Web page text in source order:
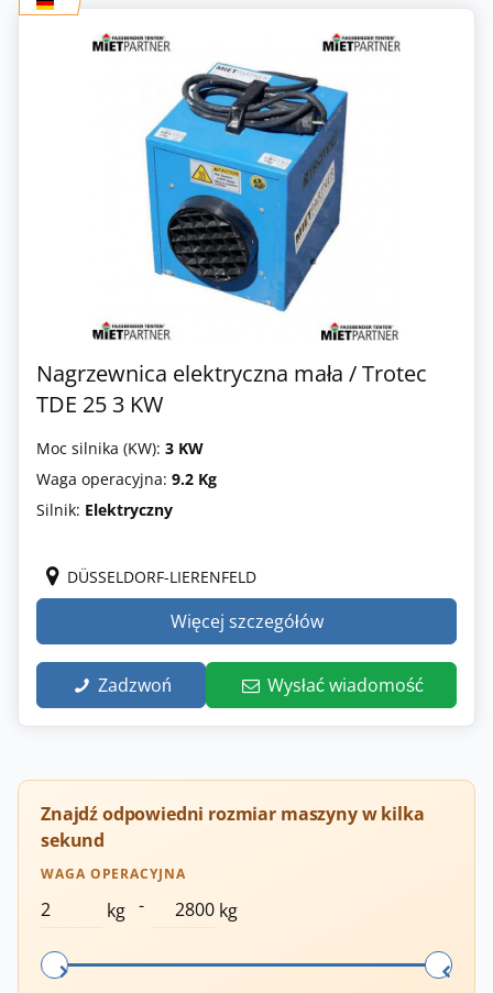
Nagrzewnica elektryczna mała / Trotec
TDE 25 3 KW
Moc silnika (KW): 3 KW
Waga operacyjna: 9.2 Kg
Silnik: Elektryczny
DÜSSELDORF-LIERENFELD
Więcej szczegółów
Zadzwoń Wysłać wiadomość
Znajdź odpowiedni rozmiar maszyny w kilka
sekund
WAGA OPERACYJNA
kg - kg